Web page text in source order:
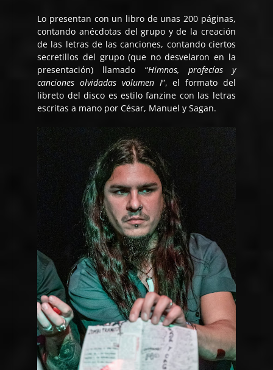
Lo presentan con un libro de unas 200 páginas,
contando anécdotas del grupo y de la creación
de las letras de las canciones, contando ciertos
secretillos del grupo (que no desvelaron en la
presentación) llamado “Himnos, profecías y
canciones olvidadas volumen I”, el formato del
libreto del disco es estilo fanzine con las letras
escritas a mano por César, Manuel y Sagan.